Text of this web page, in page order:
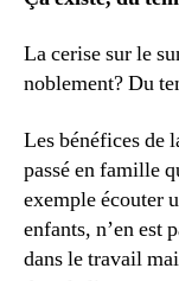
La cerise sur le
noblement? Du
Les bénéfices de
passé en famille
exemple écouter
enfants, n’en est
dans le travail